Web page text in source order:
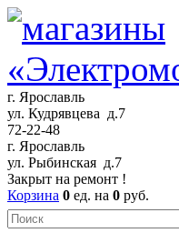
г. Ярославль
ул. Кудрявцева д.7
72-22-48
г. Ярославль
ул. Рыбинская д.7
Закрыт на ремонт !
Корзина 0 ед. на 0 руб.